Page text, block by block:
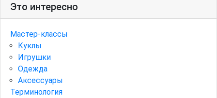
Это интересно
Мастер-классы
Куклы
Игрушки
Одежда
Аксессуары
Терминология